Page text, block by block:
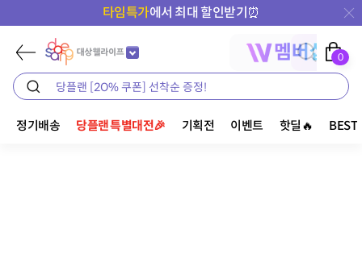
타임특가에서 최대 할인받기⏰
0
정기배송 당플랜 특별대전🎉 기획전 이벤트 핫딜🔥 BEST